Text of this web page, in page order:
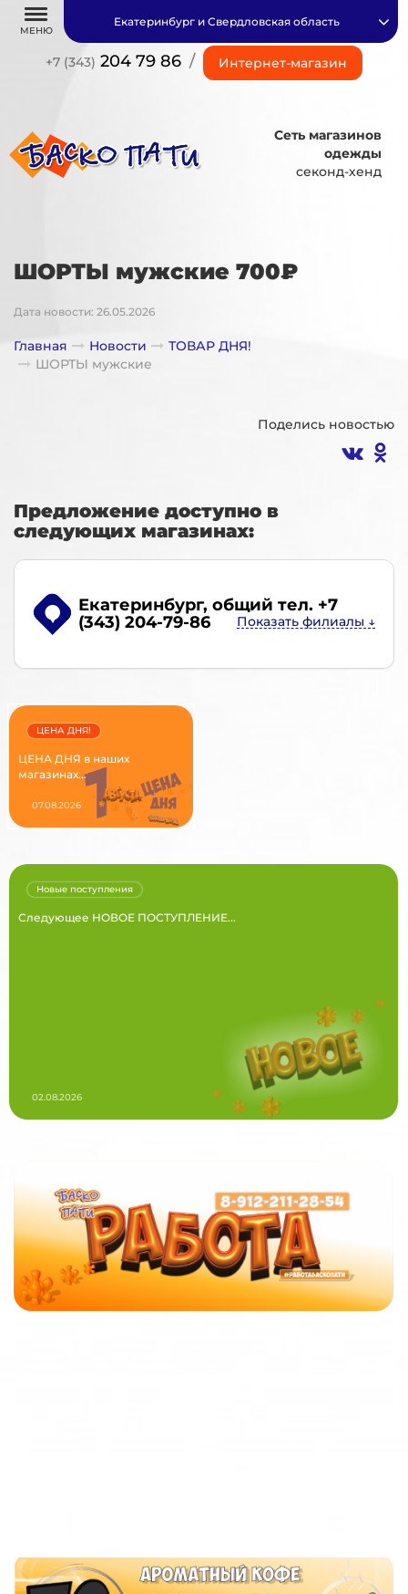
МЕНЮ
+7 (343) 204 79 86 / Интернет-магазин
Екатеринбург и Свердловская область
Сеть магазинов
одежды
секонд-хенд
ШОРТЫ мужские 700₽
Дата новости: 26.05.2026
Главная Новости
ТОВАР ДНЯ!
ШОРТЫ мужские
Поделись новостью
Предложение доступно в
следующих магазинах:
Екатеринбург, общий тел. +7
(343) 204-79-86
ЦЕНА ДНЯ в наших
магазинах...
ЦЕНА ДНЯ!
07.08.2026
Следующее НОВОЕ ПОСТУПЛЕНИЕ...
Новые поступления
02.08.2026